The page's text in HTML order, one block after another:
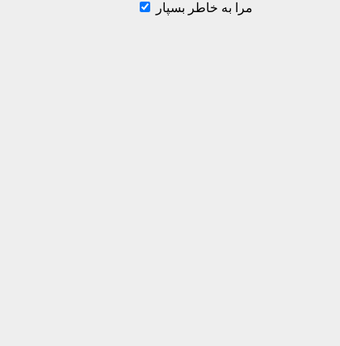
مرا به خاطر بسپار